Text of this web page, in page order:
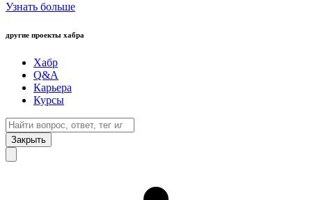
Узнать больше
другие проекты хабра
Хабр
Q&A
Карьера
Курсы
Закрыть